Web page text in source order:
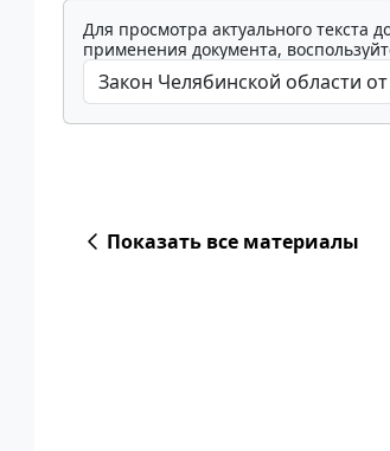
Для просмотра актуального текста
применения документа,
Показать все материалы